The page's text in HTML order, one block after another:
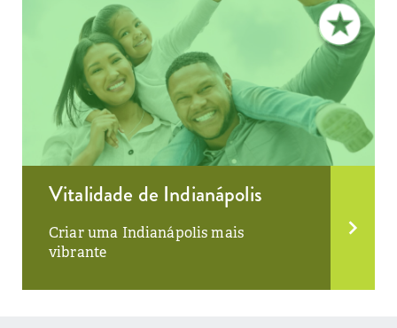
Vitalidade de Indianápolis
Criar uma Indianápolis mais
vibrante